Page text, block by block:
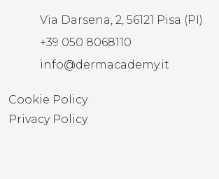
Via Darsena, 2, 56121 Pisa (PI)
+39 050 8068110
info@dermacademy.it
Cookie Policy
Privacy Policy